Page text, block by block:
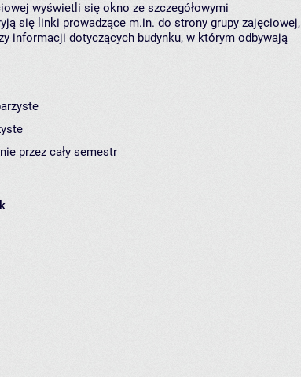
wyświetli się okno ze szczegółowymi
się linki prowadzące m.in. do strony grupy zajęciowej,
informacji dotyczących budynku, w którym odbywają
przez cały semestr